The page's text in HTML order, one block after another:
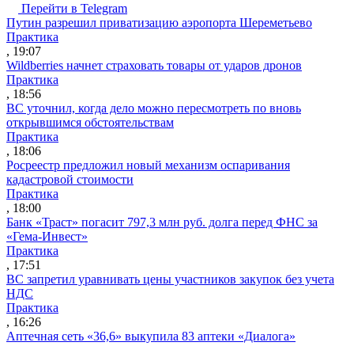
Перейти в Telegram
Путин разрешил приватизацию аэропорта Шереметьево
Практика
, 19:07
Wildberries начнет страховать товары от ударов дронов
Практика
, 18:56
ВС уточнил, когда дело можно пересмотреть по вновь
открывшимся обстоятельствам
Практика
, 18:06
Росреестр предложил новый механизм оспаривания
кадастровой стоимости
Практика
, 18:00
Банк «Траст» погасит 797,3 млн руб. долга перед ФНС за
«Гема-Инвест»
Практика
, 17:51
ВС запретил уравнивать цены участников закупок без учета
НДС
Практика
, 16:26
Аптечная сеть «36,6» выкупила 83 аптеки «Диалога»